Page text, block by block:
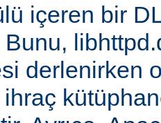
içeren bir
Bunu,
derlenirken